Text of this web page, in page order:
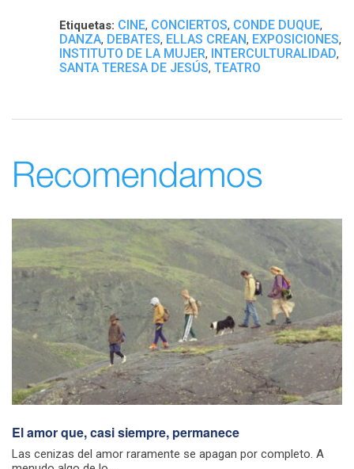
Etiquetas: CINE, CONCIERTOS, CONDE DUQUE,
DANZA, DEBATES, ELLAS CREAN, EXPOSICIONES,
INSTITUTO DE LA MUJER, INTERCULTURALIDAD,
SANTA TERESA DE JESÚS, TEATRO
Recomendamos
El amor que, casi siempre, permanece
Las cenizas del amor raramente se apagan por completo. A